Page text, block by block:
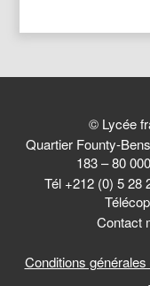
© Lycée
Quartier Founty-
183 – 80
Tél +212 (0) 5 28
Contact
Conditions